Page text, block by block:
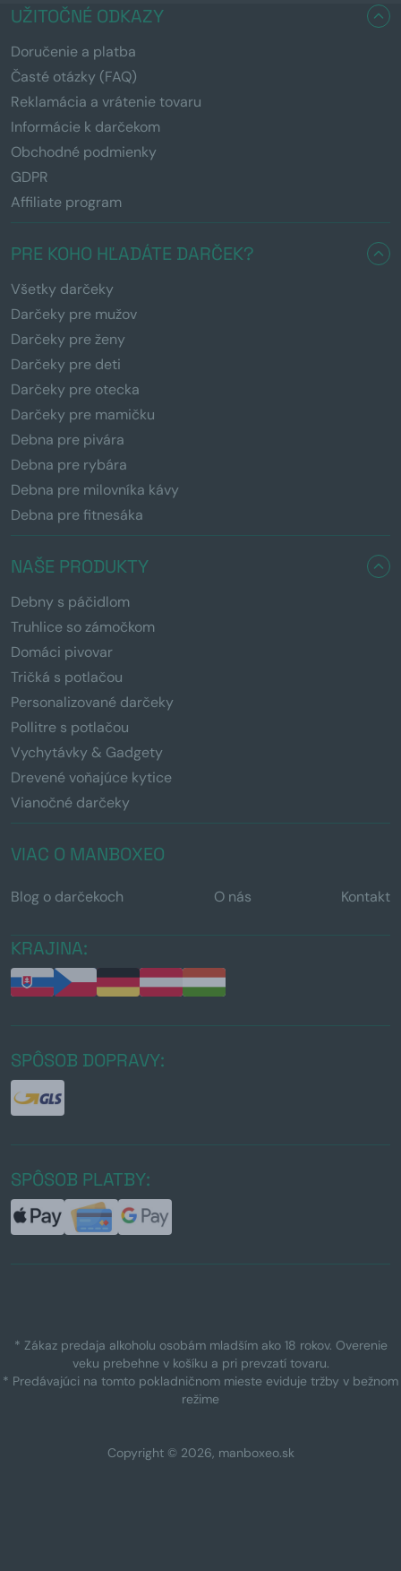
UŽITOČNÉ ODKAZY
Doručenie a platba
Časté otázky (FAQ)
Reklamácia a vrátenie tovaru
Informácie k darčekom
Obchodné podmienky
GDPR
Affiliate program
PRE KOHO HĽADÁTE DARČEK?
Všetky darčeky
Darčeky pre mužov
Darčeky pre ženy
Darčeky pre deti
Darčeky pre otecka
Darčeky pre mamičku
Debna pre pivára
Debna pre rybára
Debna pre milovníka kávy
Debna pre fitnesáka
NAŠE PRODUKTY
Debny s páčidlom
Truhlice so zámočkom
Domáci pivovar
Tričká s potlačou
Personalizované darčeky
Pollitre s potlačou
Vychytávky & Gadgety
Drevené voňajúce kytice
Vianočné darčeky
VIAC O MANBOXEO
Blog o darčekoch O nás Kontakt
KRAJINA:
SPÔSOB DOPRAVY:
SPÔSOB PLATBY:
* Zákaz predaja alkoholu osobám mladším ako 18 rokov. Overenie
veku prebehne v košíku a pri prevzatí tovaru.
* Predávajúci na tomto pokladničnom mieste eviduje tržby v bežnom
režime
Copyright © 2026, manboxeo.sk